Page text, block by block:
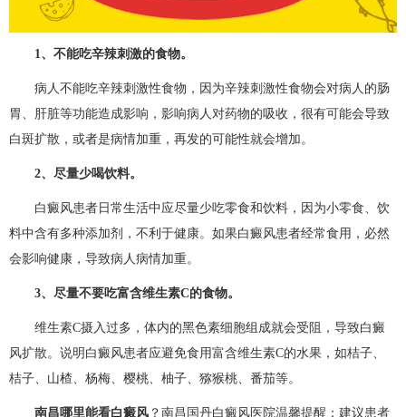
1、不能吃辛辣刺激的食物。
病人不能吃辛辣刺激性食物，因为辛辣刺激性食物会对病人的肠
胃、肝脏等功能造成影响，影响病人对药物的吸收，很有可能会导致
白斑扩散，或者是病情加重，再发的可能性就会增加。
2、尽量少喝饮料。
白癜风患者日常生活中应尽量少吃零食和饮料，因为小零食、饮
料中含有多种添加剂，不利于健康。如果白癜风患者经常食用，必然
会影响健康，导致病人病情加重。
3、尽量不要吃富含维生素C的食物。
维生素C摄入过多，体内的黑色素细胞组成就会受阻，导致白癜
风扩散。说明白癜风患者应避免食用富含维生素C的水果，如桔子、
桔子、山楂、杨梅、樱桃、柚子、猕猴桃、番茄等。
南昌哪里能看白癜风 ？南昌国丹白癜风医院温馨提醒：建议患者